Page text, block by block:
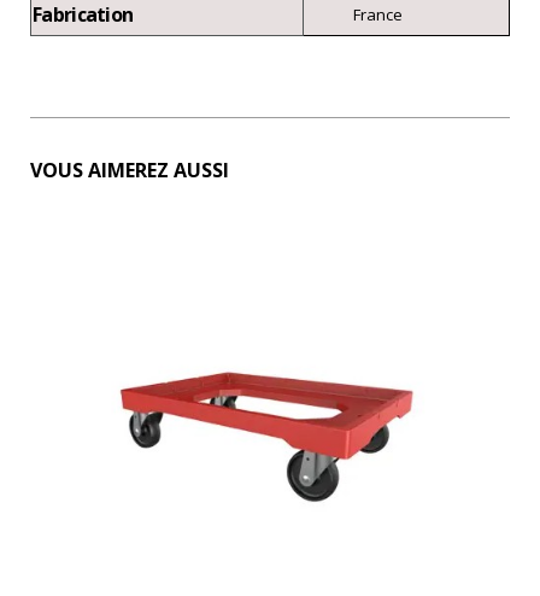
Fabrication France
VOUS AIMEREZ AUSSI